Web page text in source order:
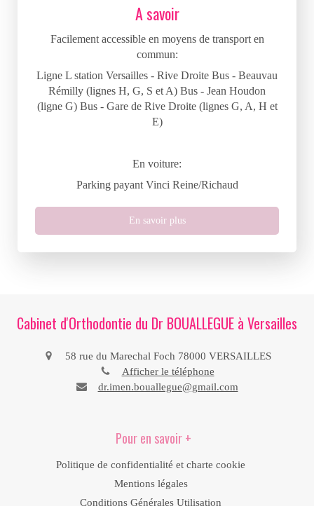
A savoir
Facilement accessible en moyens de transport en
commun:
Ligne L station Versailles - Rive Droite Bus - Beauvau
Rémilly (lignes H, G, S et A) Bus - Jean Houdon
(ligne G) Bus - Gare de Rive Droite (lignes G, A, H et
E)
En voiture:
Parking payant Vinci Reine/Richaud
En savoir plus
Cabinet d'Orthodontie du Dr BOUALLEGUE à Versailles
58 rue du Marechal Foch 78000 VERSAILLES
Afficher le téléphone
dr.imen.bouallegue@gmail.com
Pour en savoir +
Politique de confidentialité et charte cookie
Mentions légales
Conditions Générales Utilisation